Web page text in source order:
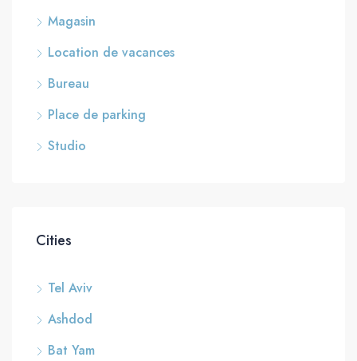
Magasin
Location de vacances
Bureau
Place de parking
Studio
Cities
Tel Aviv
Ashdod
Bat Yam